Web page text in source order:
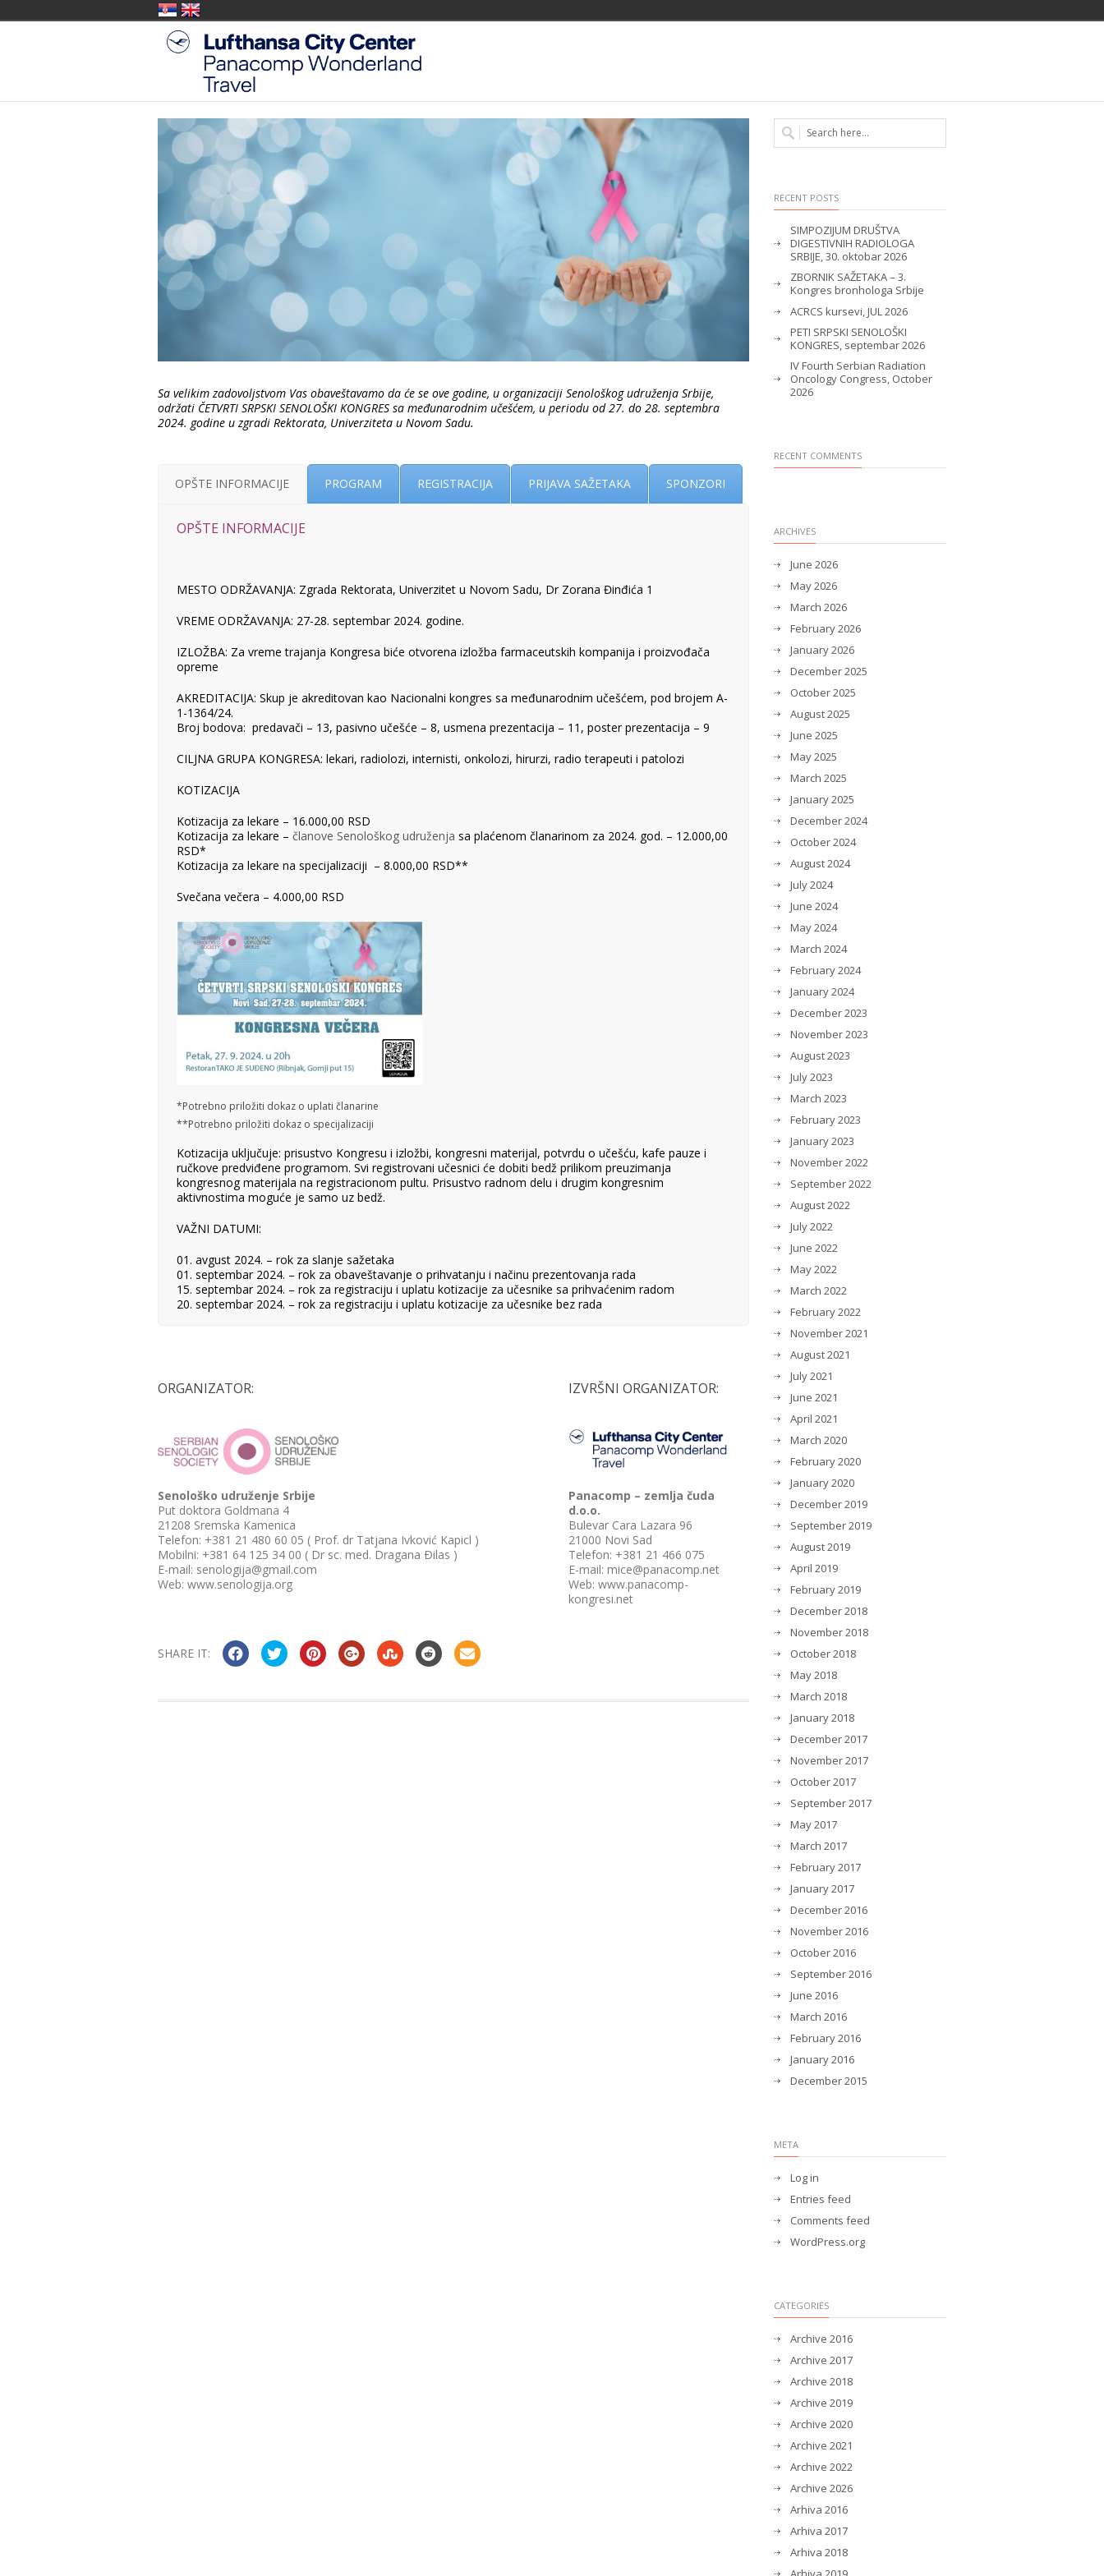
Sa velikim zadovoljstvom Vas obaveštavamo da će se ove godine, u organizaciji Senološkog udruženja Srbije,
održati ČETVRTI SRPSKI SENOLOŠKI KONGRES sa međunarodnim učešćem, u periodu od 27. do 28. septembra
2024. godine u zgradi Rektorata, Univerziteta u Novom Sadu.
OPŠTE INFORMACIJE PROGRAM REGISTRACIJA PRIJAVA SAŽETAKA SPONZORI
OPŠTE INFORMACIJE
MESTO ODRŽAVANJA: Zgrada Rektorata, Univerzitet u Novom Sadu, Dr Zorana Đinđića 1
VREME ODRŽAVANJA: 27-28. septembar 2024. godine.
IZLOŽBA: Za vreme trajanja Kongresa biće otvorena izložba farmaceutskih kompanija i proizvođača
opreme
AKREDITACIJA: Skup je akreditovan kao Nacionalni kongres sa međunarodnim učešćem, pod brojem A-
1-1364/24.
Broj bodova: predavači – 13, pasivno učešće – 8, usmena prezentacija – 11, poster prezentacija – 9
CILJNA GRUPA KONGRESA: lekari, radiolozi, internisti, onkolozi, hirurzi, radio terapeuti i patolozi
KOTIZACIJA
Kotizacija za lekare – 16.000,00 RSD
Kotizacija za lekare – članove Senološkog udruženja sa plaćenom članarinom za 2024. god. – 12.000,00
RSD*
Kotizacija za lekare na specijalizaciji – 8.000,00 RSD**
Svečana večera – 4.000,00 RSD
*Potrebno priložiti dokaz o uplati članarine
**Potrebno priložiti dokaz o specijalizaciji
Kotizacija uključuje: prisustvo Kongresu i izložbi, kongresni materijal, potvrdu o učešću, kafe pauze i
ručkove predviđene programom. Svi registrovani učesnici će dobiti bedž prilikom preuzimanja
kongresnog materijala na registracionom pultu. Prisustvo radnom delu i drugim kongresnim
aktivnostima moguće je samo uz bedž.
VAŽNI DATUMI:
01. avgust 2024. – rok za slanje sažetaka
01. septembar 2024. – rok za obaveštavanje o prihvatanju i načinu prezentovanja rada
15. septembar 2024. – rok za registraciju i uplatu kotizacije za učesnike sa prihvaćenim radom
20. septembar 2024. – rok za registraciju i uplatu kotizacije za učesnike bez rada
ORGANIZATOR: IZVRŠNI ORGANIZATOR:
Senološko udruženje Srbije
Put doktora Goldmana 4
21208 Sremska Kamenica
Telefon: +381 21 480 60 05 ( Prof. dr Tatjana Ivković Kapicl )
Mobilni: +381 64 125 34 00 ( Dr sc. med. Dragana Ðilas )
E-mail: senologija@gmail.com
Web: www.senologija.org
Panacomp – zemlja čuda
d.o.o.
Bulevar Cara Lazara 96
21000 Novi Sad
Telefon: +381 21 466 075
E-mail: mice@panacomp.net
Web: www.panacomp-
kongresi.net
SHARE IT:
RECENT POSTS
SIMPOZIJUM DRUŠTVA
DIGESTIVNIH RADIOLOGA
SRBIJE, 30. oktobar 2026
ZBORNIK SAŽETAKA – 3.
Kongres bronhologa Srbije
ACRCS kursevi, JUL 2026
PETI SRPSKI SENOLOŠKI
KONGRES, septembar 2026
IV Fourth Serbian Radiation
Oncology Congress, October
2026
RECENT COMMENTS
ARCHIVES
June 2026
May 2026
March 2026
February 2026
January 2026
December 2025
October 2025
August 2025
June 2025
May 2025
March 2025
January 2025
December 2024
October 2024
August 2024
July 2024
June 2024
May 2024
March 2024
February 2024
January 2024
December 2023
November 2023
August 2023
July 2023
March 2023
February 2023
January 2023
November 2022
September 2022
August 2022
July 2022
June 2022
May 2022
March 2022
February 2022
November 2021
August 2021
July 2021
June 2021
April 2021
March 2020
February 2020
January 2020
December 2019
September 2019
August 2019
April 2019
February 2019
December 2018
November 2018
October 2018
May 2018
March 2018
January 2018
December 2017
November 2017
October 2017
September 2017
May 2017
March 2017
February 2017
January 2017
December 2016
November 2016
October 2016
September 2016
June 2016
March 2016
February 2016
January 2016
December 2015
META
Log in
Entries feed
Comments feed
WordPress.org
CATEGORIES
Archive 2016
Archive 2017
Archive 2018
Archive 2019
Archive 2020
Archive 2021
Archive 2022
Archive 2026
Arhiva 2016
Arhiva 2017
Arhiva 2018